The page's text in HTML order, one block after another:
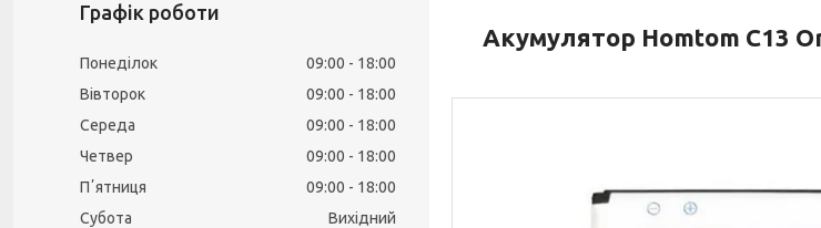
Акумулятор Homtom C13
Графік роботи
Понеділок 09:00
18:00
Вівторок
09:00
18:00
Середа
09:00
18:00
Четвер
09:00
18:00
Пʼятниця
09:00
18:00
Субота
Вихідний